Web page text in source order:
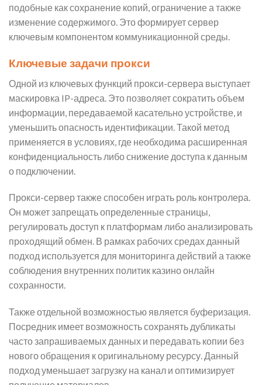
подобные как сохранение копий, ограничение а также
изменение содержимого. Это формирует сервер
ключевым компонентом коммуникационной среды.
Ключевые задачи прокси
Одной из ключевых функций прокси-сервера выступает
маскировка IP-адреса. Это позволяет сократить объем
информации, передаваемой касательно устройстве, и
уменьшить опасность идентификации. Такой метод
применяется в условиях, где необходима расширенная
конфиденциальность либо снижение доступа к данным
о подключении.
Прокси-сервер также способен играть роль контролера.
Он может запрещать определенные страницы,
регулировать доступ к платформам либо анализировать
проходящий обмен. В рамках рабочих средах данный
подход используется для мониторинга действий а также
соблюдения внутренних политик казино онлайн
сохранности.
Также отдельной возможностью является буферизация.
Посредник имеет возможность сохранять дубликаты
часто запрашиваемых данных и передавать копии без
нового обращения к оригинальному ресурсу. Данный
подход уменьшает загрузку на канал и оптимизирует